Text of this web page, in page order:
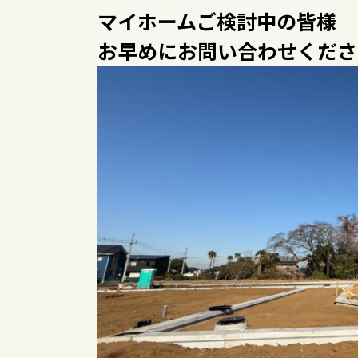
マイホームご検討中の皆様
お早めにお問い合わせくだ